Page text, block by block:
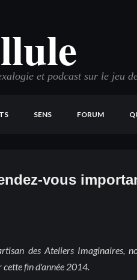
et podcast sur le jeu
SENS FORUM
vous
des Ateliers Imaginaires,
fin d'année 2014.